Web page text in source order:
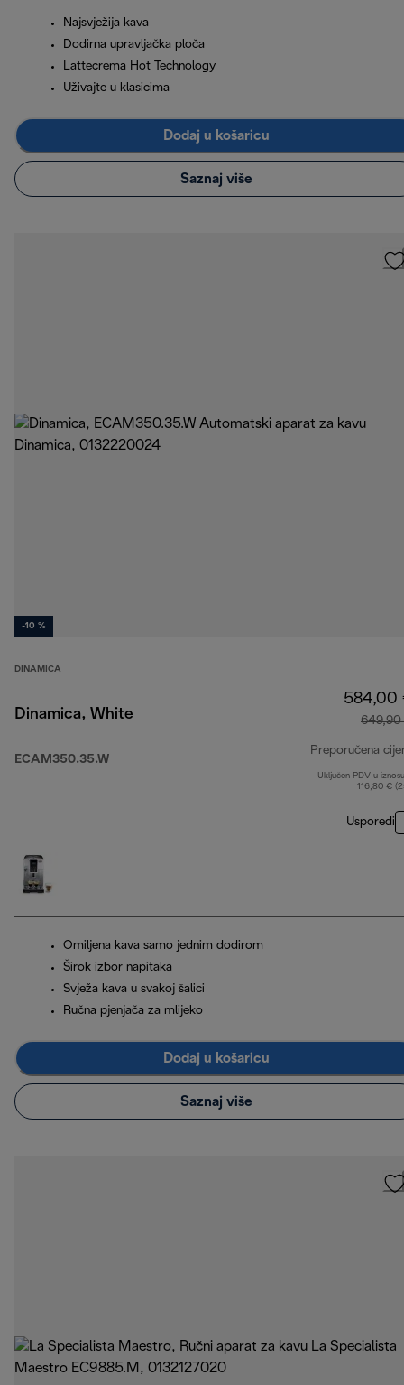
Najsvježija kava
Dodirna upravljačka ploča
Lattecrema Hot Technology
Uživajte u klasicima
Dodaj u košaricu
Saznaj više
-10 %
DINAMICA
Dinamica, White
ECAM350.35.W
584,00
Preporučena
Uključen PDV u
116,80 €
Usporedi
Omiljena kava samo jednim dodirom
Širok izbor napitaka
Svježa kava u svakoj šalici
Ručna pjenjača za mlijeko
Dodaj u košaricu
Saznaj više